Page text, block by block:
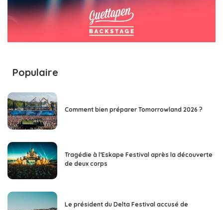
Populaire
Comment bien préparer Tomorrowland 2026 ?
Tragédie à l’Eskape Festival après la découverte
de deux corps
Le président du Delta Festival accusé de